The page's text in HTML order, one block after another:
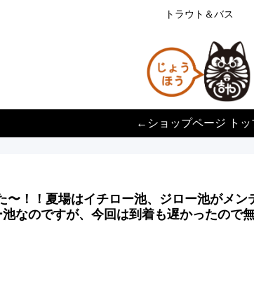
トラウト＆バス
←ショップページ トッ
〜！！夏場はイチロー池、ジロー池がメン
なのですが、今回は到着も遅かったので